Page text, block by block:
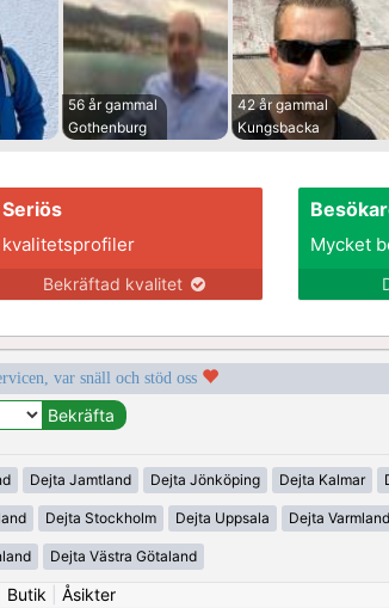
56 år gammal
Gothenburg
42 år gammal
Kungsbacka
Seriös
kvalitetsprofiler
Bekräftad kvalitet
Mycket
var snäll och stöd oss
Dejta Jamtland Dejta Jönköping Dejta Kalmar
Dejta Stockholm Dejta Uppsala Dejta Varmland
Dejta Västra Götaland
Butik Åsikter